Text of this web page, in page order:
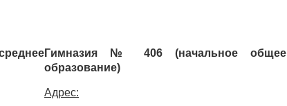
Гимназия № 406 (начальное общее
образование)
Адрес: